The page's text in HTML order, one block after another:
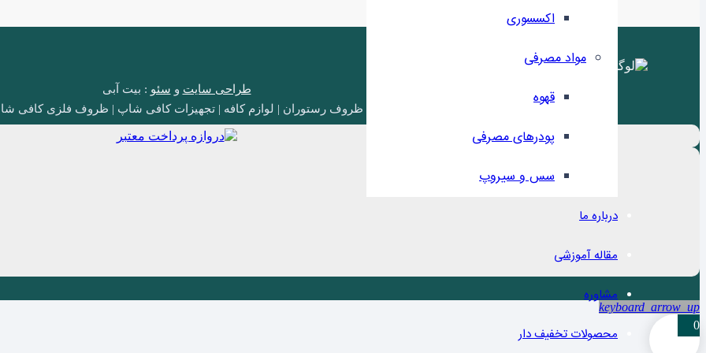
اکسسوری
مواد مصرفی
قهوه
پودرهای مصرفی
سس و سیروپ
درباره ما
مقاله آموزشی
مشاوره
محصولات تخفیف دار
طراحی سایت و سئو : بیت آبی
ظروف رستوران | لوازم کافه | تجهیزات کافی شاپ | ظروف فلزی کافی
keyboard_arrow_up
0